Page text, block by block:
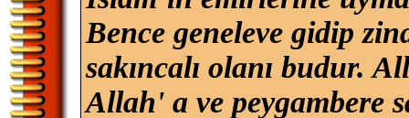
Bence geneleve gidip
sakıncalı olanı budur.
Allah' a ve peygambere